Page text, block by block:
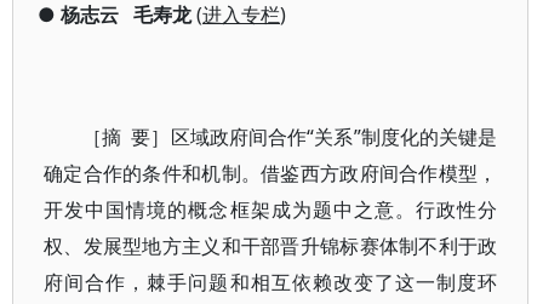
● 杨志云 毛寿龙(进入专栏)
［摘 要］区域政府间合作“关系”制度化的关键是
确定合作的条件和机制。借鉴西方政府间合作模型，
开发中国情境的概念框架成为题中之意。行政性分
权、发展型地方主义和干部晋升锦标赛体制不利于政
府间合作，棘手问题和相互依赖改变了这一制度环